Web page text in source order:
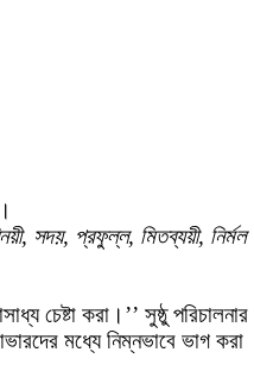
সদয়, প্রফুল্ল, মিতব্যয়ী, নির্মল
চেষ্টা করা।’’ সুষ্ঠু পরিচালনার
মধ্যে নিম্নভাবে ভাগ করা